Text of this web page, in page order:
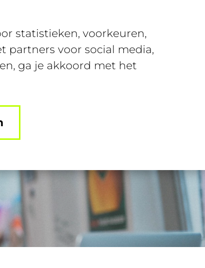
statistieken, voorkeuren,
partners voor social media,
ga je akkoord met het
Join SUSA Login